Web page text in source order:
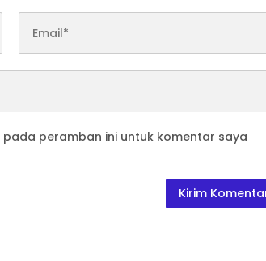
peramban ini untuk komentar saya